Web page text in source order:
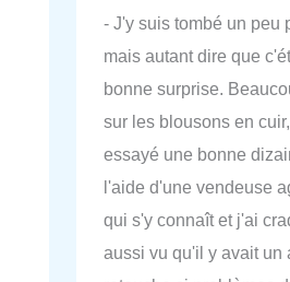
- J'y suis tombé un peu
mais autant dire que
bonne surprise.
sur les blousons en
essayé une bonne
l'aide d'une vendeuse
qui s'y connaît et j'ai
aussi vu qu'il y avait un